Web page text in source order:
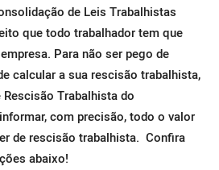
de Leis Trabalhistas
que todo trabalhador tem que
Para não ser pego de
calcular a sua rescisão trabalhista,
Trabalhista do
com precisão, todo o valor
de rescisão trabalhista. Confira
abaixo!